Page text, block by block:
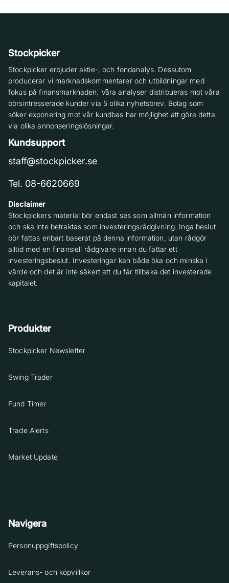
Stockpicker
Stockpicker erbjuder aktie-, och fondanalys. Dessutom
producerar vi marknadskommentarer och utbildningar med
fokus på finansmarknaden. Våra analyser distribueras mot våra
börsintresserade kunder via 5 olika nyhetsbrev. Bolag som
söker exponering mot vår kundbas har möjlighet att göra detta
via olika annonseringslösningar.
Kundsupport
staff@stockpicker.se
Tel. 08-6620669
Disclaimer
Stockpickers material bör endast ses som allmän information
och ska inte betraktas som investeringsrådgivning. Inga beslut
bör fattas enbart baserat på denna information, utan rådgör
alltid med en finansiell rådgivare innan du fattar ett
investeringsbeslut. Investeringar kan både öka och minska i
värde och det är inte säkert att du får tillbaka det investerade
kapitalet.
Produkter
Stockpicker Newsletter
Swing Trader
Fund Timer
Trade Alerts
Market Update
Navigera
Personuppgiftspolicy
Leverans- och köpvillkor